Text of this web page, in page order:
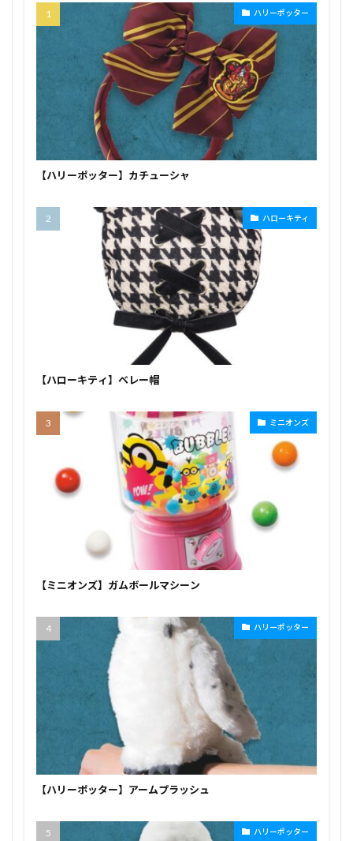
ハリーポッター
【ハリーポッター】カチューシャ
ハローキティ
【ハローキティ】ベレー帽
ミニオンズ
【ミニオンズ】ガムボールマシーン
ハリーポッター
【ハリーポッター】アームプラッシュ
ハリーポッター